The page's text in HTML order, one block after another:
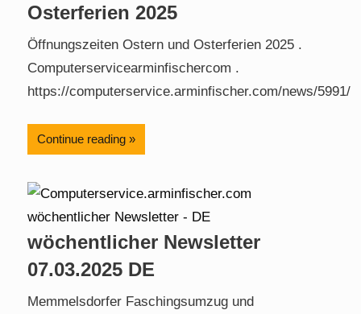
Osterferien 2025
Öffnungszeiten Ostern und Osterferien 2025 .
Computerservicearminfischercom .
https://computerservice.arminfischer.com/news/5991/
Continue reading
wöchentlicher Newsletter
07.03.2025 DE
Memmelsdorfer Faschingsumzug und